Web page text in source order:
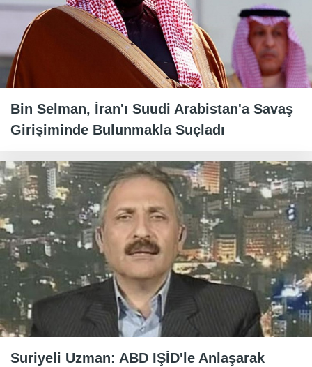
Bin Selman, İran'ı Suudi Arabistan'a Savaş
Girişiminde Bulunmakla Suçladı
Suriyeli Uzman: ABD IŞİD'le Anlaşarak